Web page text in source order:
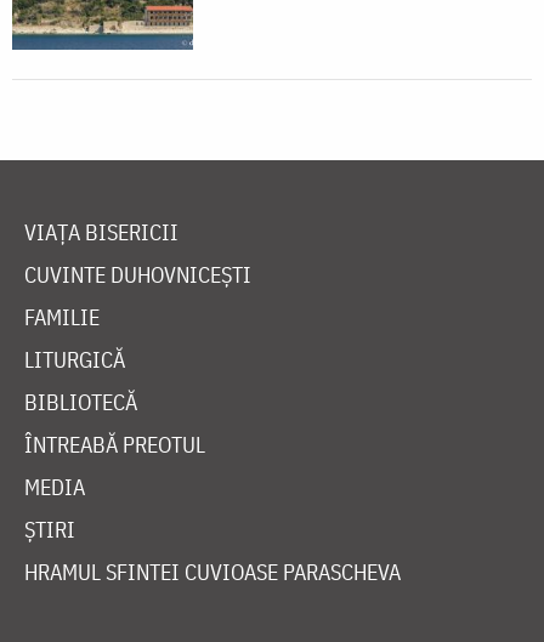
VIAȚA BISERICII
CUVINTE DUHOVNICEȘTI
FAMILIE
LITURGICĂ
BIBLIOTECĂ
ÎNTREABĂ PREOTUL
MEDIA
ȘTIRI
HRAMUL SFINTEI CUVIOASE PARASCHEVA